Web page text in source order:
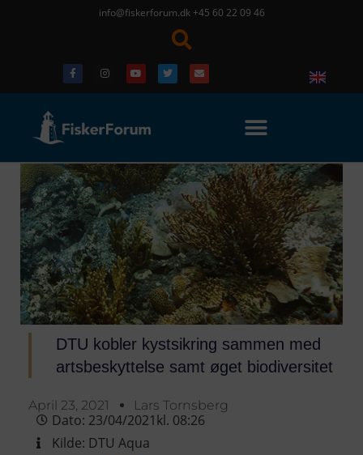
info@fiskerforum.dk +45 60 22 09 46
DTU kobler kystsikring sammen med
artsbeskyttelse samt øget biodiversitet
April 23, 2021 Lars Tornsberg
Dato: 23/04/2021kl. 08:26
Kilde: DTU Aqua